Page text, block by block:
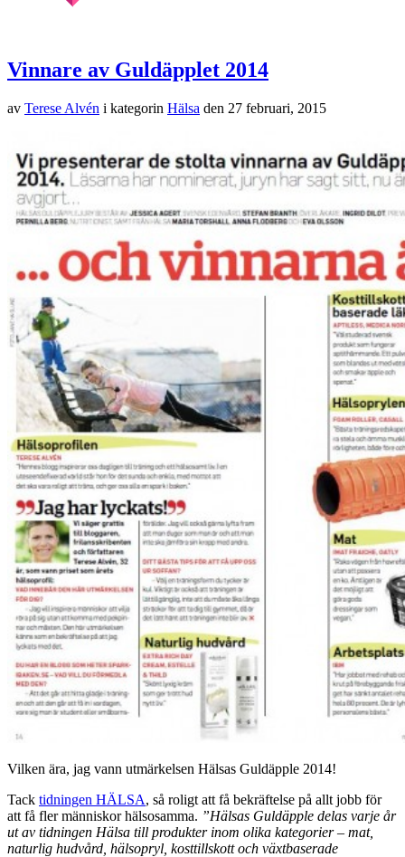
Vinnare av Guldäpplet 2014
av Terese Alvén i kategorin Hälsa den 27 februari, 2015
Vilken ära, jag vann utmärkelsen Hälsas Guldäpple 2014!
Tack tidningen HÄLSA, så roligt att få bekräftelse på allt jobb för
att få fler människor hälsosamma. ”Hälsas Guldäpple delas varje år
ut av tidningen Hälsa till produkter inom olika kategorier – mat,
naturlig hudvård, hälsopryl, kosttillskott och växtbaserade